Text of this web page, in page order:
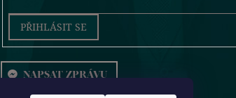
PŘIHLÁSIT SE
NAPSAT ZPRÁVU